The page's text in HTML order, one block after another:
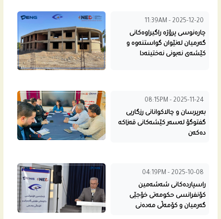
11:39AM - 2025-12-20
چارەنوسی پرۆژە راگیراوه‌کانى
گەرمیان لەنێوان گواستنەوە و
کێشەی نەبونی نەختینەدا
08:15PM - 2025-11-24
بەرپرسان و چالاکوانانی رزگاریی
گفتوگۆ لەسەر کێشەکانی قەزاکە
دەکەن
04:19PM - 2025-10-08
راسپارده‌كانى شه‌شه‌مین
كۆنفرانسی حكومه‌تى خۆجێی
گه‌رمیان و كۆمه‌ڵی مه‌ده‌نی